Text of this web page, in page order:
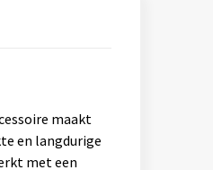
maakt
en langdurige
met een